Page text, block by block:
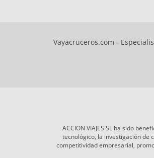
Vayacruceros.com -
ACCION VIAJES SL ha sido
tecnológico, la investigación de
competitividad empresarial,